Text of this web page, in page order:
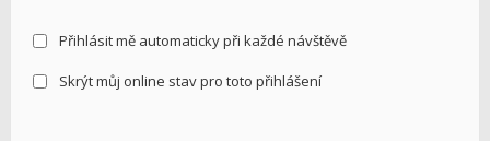
Přihlásit mě automaticky při každé návštěvě
Skrýt můj online stav pro toto přihlášení